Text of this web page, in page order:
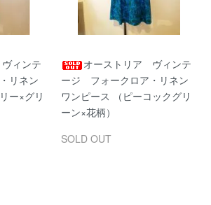
ィンテ
リネン
ー×グリ
オーストリア ヴィンテ
ージ フォークロア・リネン
ワンピース （ピーコックグリ
ーン×花柄）
SOLD OUT